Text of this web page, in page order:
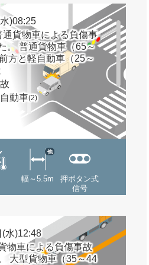
)08:25
貨物車による負傷事
。 普通貨物車（65～
方と軽自動車（25～
動車(2)
幅～5.5m
他
押ボタン式
信号
水)12:48
物車による負傷事故
大型貨物車（35～44